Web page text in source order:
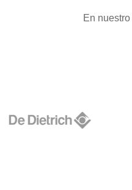
En nuestro